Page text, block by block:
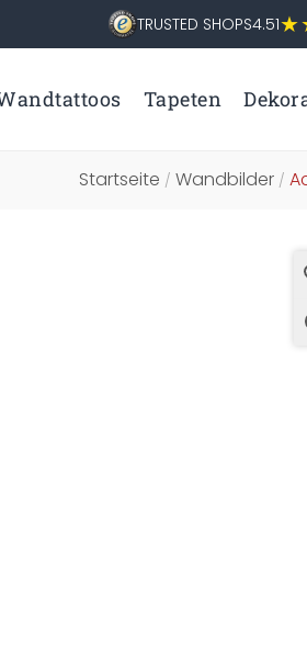
TRUSTED SHOPS4.51
Tapeten
Startseite / Wandbilder/